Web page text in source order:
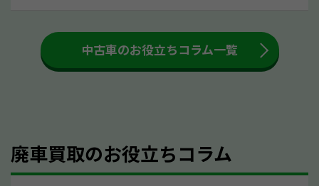
付金をお客様に返還しない業者もあります。廃車査定
をする際には、自動車税の還付金の返還があるかどう
かを確認するようにしてください。岡山県のソコカラ
人気の車種は廃車の状態でも、高価買取が可能です。
中古車のお役立ちコラム一覧
廃車買取のお役立ちコラム